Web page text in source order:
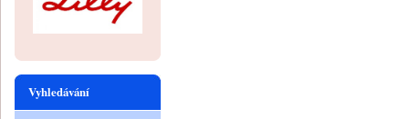
Vyhledávání